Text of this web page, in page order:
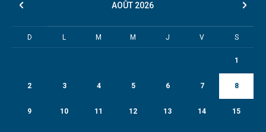
AOÛT 2026
D L M M J V S
1
2 3 4 5 6 7 8
9 10 11 12 13 14 15